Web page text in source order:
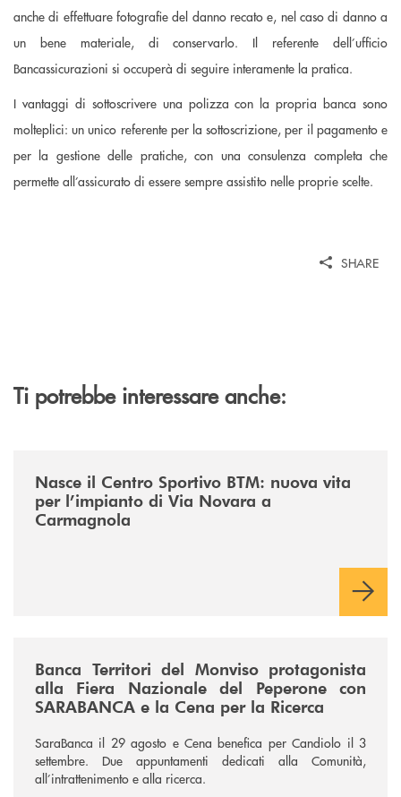
anche di effettuare fotografie del danno recato e, nel caso di danno a
un bene materiale, di conservarlo. Il referente dell’ufficio
Bancassicurazioni si occuperà di seguire interamente la pratica.
I vantaggi di sottoscrivere una polizza con la propria banca sono
molteplici: un unico referente per la sottoscrizione, per il pagamento e
per la gestione delle pratiche, con una consulenza completa che
permette all’assicurato di essere sempre assistito nelle proprie scelte.
SHARE
Ti potrebbe interessare anche:
Nasce il Centro Sportivo BTM: nuova vita
per l’impianto di Via Novara a
Carmagnola
Banca Territori del Monviso protagonista
alla Fiera Nazionale del Peperone con
SARABANCA e la Cena per la Ricerca
SaraBanca il 29 agosto e Cena benefica per Candiolo il 3
settembre. Due appuntamenti dedicati alla Comunità,
all’intrattenimento e alla ricerca.